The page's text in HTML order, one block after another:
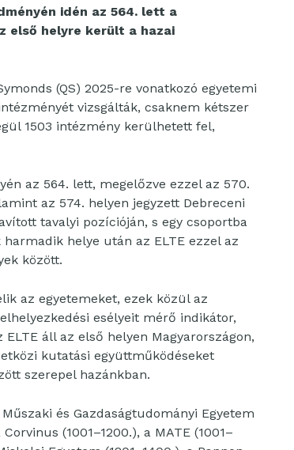
idén az 564. lett a
első helyre került a hazai
(QS) 2025-re vonatkozó egyetemi
vizsgálták, csaknem kétszer
1503 intézmény kerülhetett fel,
az 564. lett, megelőzve ezzel az 570.
az 574. helyen jegyzett Debreceni
tavalyi pozícióján, s egy csoportba
helye után az ELTE ezzel az
között.
az egyetemeket, ezek közül az
esélyeit mérő indikátor,
áll az első helyen Magyarországon,
kutatási együttműködéseket
szerepel hazánkban.
és Gazdaságtudományi Egyetem
(1001–1200.), a MATE (1001–